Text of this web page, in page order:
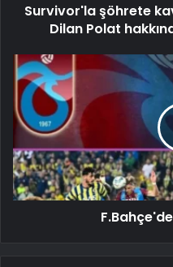
Survivor'la şöhrete
Dilan Polat